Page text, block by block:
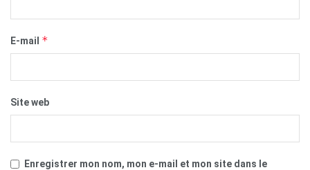
E-mail *
Site web
Enregistrer mon nom, mon e-mail et mon site dans le